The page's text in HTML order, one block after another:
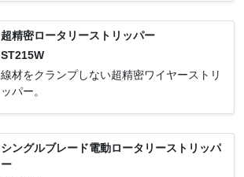
超精密ロータリーストリッパー
ST215W
線材をクランプしない超精密ワイヤーストリ
ッパー。
シングルブレード電動ロータリーストリッパ
ー